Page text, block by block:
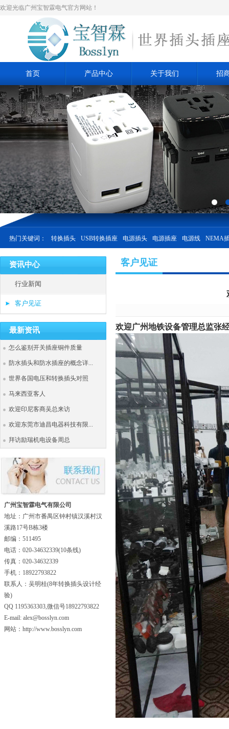
欢迎光临广州宝智霖电气官方网站！
首页 产品中心 关于我们 招
热门关键词： 转换插头 USB转换插座 电源插头 电源插座 电源线 NEMA
资讯中心
行业新闻
客户见证
最新资讯
怎么鉴别开关插座铜件质量
防水插头和防水插座的概念详...
世界各国电压和转换插头对照
马来西亚客人
欢迎印尼客商吴总来访
欢迎东莞市迪昌电器科技有限...
拜访励瑞机电设备周总
广州宝智霖电气有限公司
地址：广州市番禺区钟村镇汉溪村汉
溪路17号B栋3楼
邮编：511495
电话：020-34632339(10条线)
传真：020-34632339
手机：18922793822
联系人：吴明桂(8年转换插头设计经
验)
QQ 1195363303,微信号18922793822
E-mail: alex@bosslyn.com
网站：http://www.bosslyn.com
客户见证
欢迎广州地铁设备管理总监张